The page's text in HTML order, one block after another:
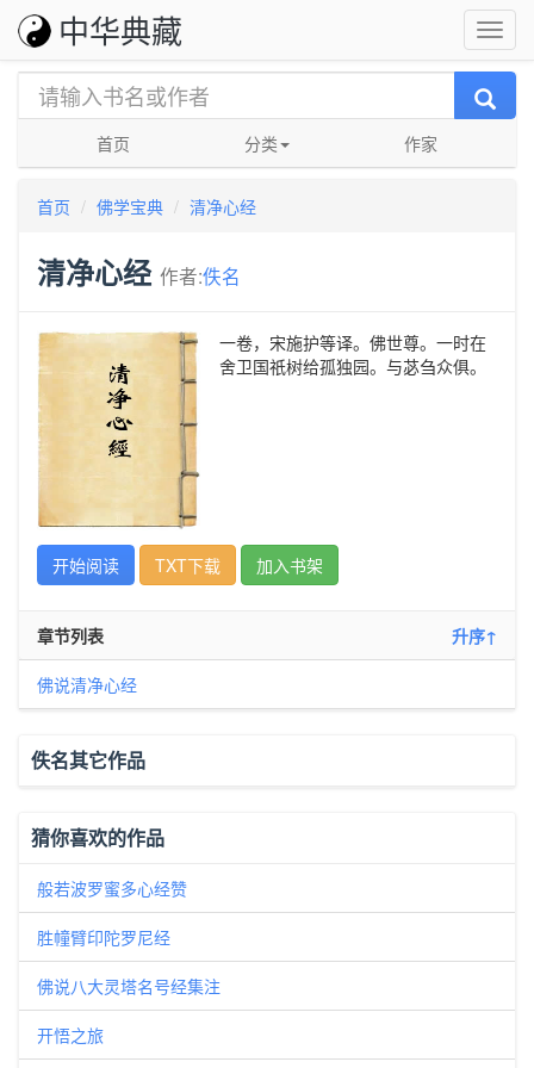
中华典藏
首页 分类 作家
首页 佛学宝典 清净心经
清净心经 作者:佚名
一卷，宋施护等译。佛世尊。一时在
舍卫国祇树给孤独园。与苾刍众俱。
开始阅读 TXT下载 加入书架
章节列表 升序↑
佛说清净心经
佚名其它作品
猜你喜欢的作品
般若波罗蜜多心经赞
胜幢臂印陀罗尼经
佛说八大灵塔名号经集注
开悟之旅